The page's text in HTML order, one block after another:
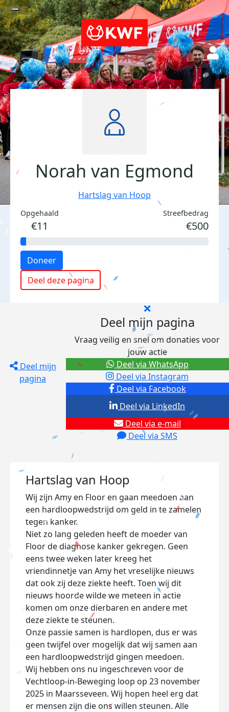
Norah van Egmond
Hartslag van Hoop
Opgehaald
€11
Streefbedrag
€500
Doneer
Deel deze pagina
Deel mijn
pagina
Deel mijn pagina
Vraag veilig en snel om donaties voor
jouw actie
Deel via Facebook
Deel via Instagram
Deel via e-mail
Deel via SMS
Deel via LinkedIn
Deel via WhatsApp
Hartslag van Hoop
Wij zijn Amy en Floor en gaan meedoen aan
een hardloopwedstrijd om geld in te zamelen
tegen kanker.
Niet zo lang geleden heeft de moeder van
Floor de diagnose kanker gekregen. Geen
eens twee weken later kreeg het
vriendinnetje van Amy het vreselijke nieuws
dat ook zij deze ziekte heeft. Toen wij dit
nieuws hoorde wilde we meteen in actie
komen om onze dierbaren en andere met
deze ziekte te steunen.
Onze passie samen is hardlopen, dus er was
geen twijfel over mogelijk dat wij samen aan
een hardloopwedstrijd gingen meedoen.
Wij hebben ons nu ingeschreven voor de
Vechtloop-in-Beweging loop op 23 november
2025 in Maarsseveen. Wij hopen heel erg dat
er mensen zijn die ons willen steunen. Alle